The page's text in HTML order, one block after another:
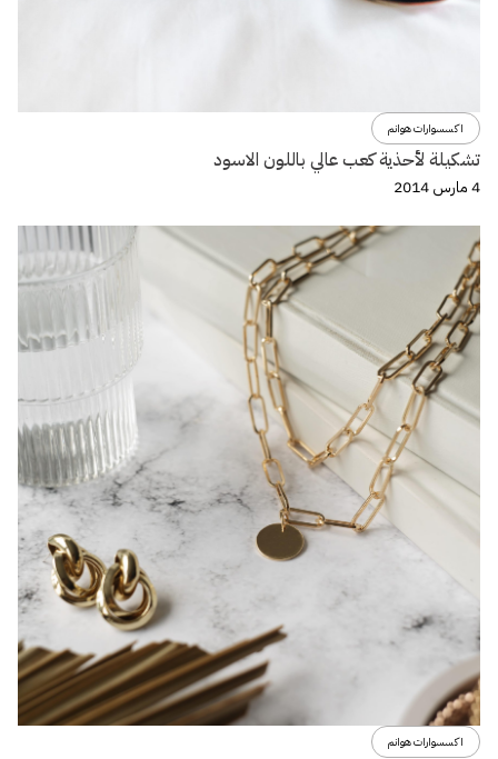
اكسسوارات هوانم
تشكيلة لأحذية كعب عالي باللون الاسود
4 مارس 2014
اكسسوارات هوانم